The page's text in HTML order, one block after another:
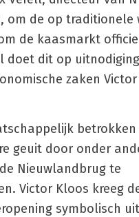
om de op traditionele
de kaasmarkt
doet dit op
zaken
geuit door onder
Nieuwlandbrug te
Victor Kloos kreeg
symbolisch